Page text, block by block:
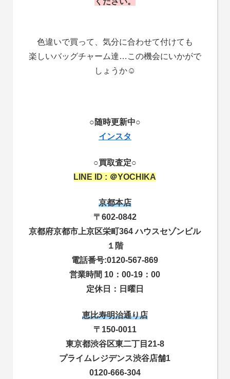
色違いで買って、気分に合わせて付けても
楽しいバッグチャーム達…この機会にいかがで
しょうか☺
○随時更新中○
インスタ
○買取査定○
LINE ID : ＠YOCHIKA
京都本店
〒602-0842
京都府京都市上京区栄町364 ハウスセゾンビル
１階
電話番号:0120-567-869
営業時間 10：00-19：00
定休日：日曜日
恵比寿明治通り店
〒150-0011
東京都渋谷区東二丁目21-8
プライムレジデンス渋谷店舗1
0120-666-304